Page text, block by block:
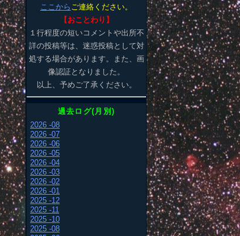
ここから ご連絡ください。
【おことわり】
１行程度の短いコメントや出所不
詳の投稿等は、迷惑投稿として対
処する場合があります。また、画
像認証となりました。
以上、予めご了承ください。
過去ログ(月別)
2026 -08
2026 -07
2026 -06
2026 -05
2026 -04
2026 -03
2026 -02
2026 -01
2025 -12
2025 -11
2025 -10
2025 -08